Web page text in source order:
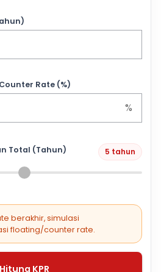
Rate (%)
%
Total (Tahun) 5 tahun
berakhir, simulasi
floating/counter rate.
Hitung KPR